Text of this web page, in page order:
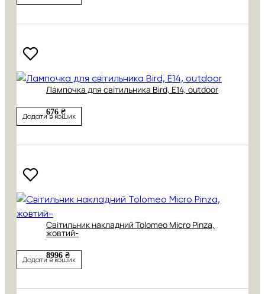
Лампочка для світильника Bird, Е14, outdoor
676 ₴
Додати в кошик
Світильник накладний Tolomeo Micro Pinza,
жовтий-
8996 ₴
Додати в кошик